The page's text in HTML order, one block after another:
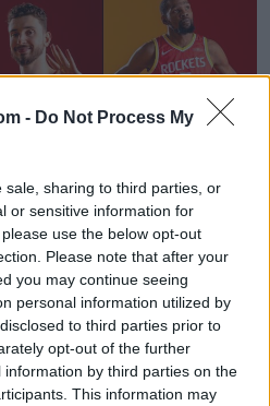
- Do Not Process My
sale, sharing to third parties, or
or sensitive information for
use the below opt-out
Please note that after your
you may continue seeing
personal information utilized by
to third parties prior to
opt-out of the further
by third parties on the
This information may
de los Houston Rockets
Archive